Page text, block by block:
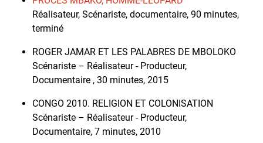
Réalisateur, Scénariste, documentaire, 90 minutes,
terminé
ROGER JAMAR ET LES PALABRES DE MBOLOKO
Scénariste – Réalisateur - Producteur,
Documentaire , 30 minutes, 2015
CONGO 2010. RELIGION ET COLONISATION
Scénariste – Réalisateur - Producteur,
Documentaire, 7 minutes, 2010